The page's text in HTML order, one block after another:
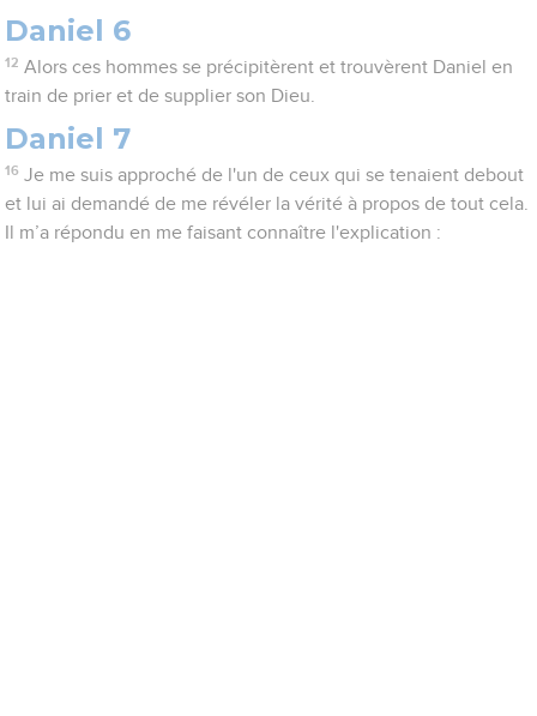
Daniel 6
12 Alors ces hommes se précipitèrent et trouvèrent Daniel en
train de prier et de supplier son Dieu.
Daniel 7
16 Je me suis approché de l'un de ceux qui se tenaient debout
et lui ai demandé de me révéler la vérité à propos de tout cela.
Il m’a répondu en me faisant connaître l'explication :